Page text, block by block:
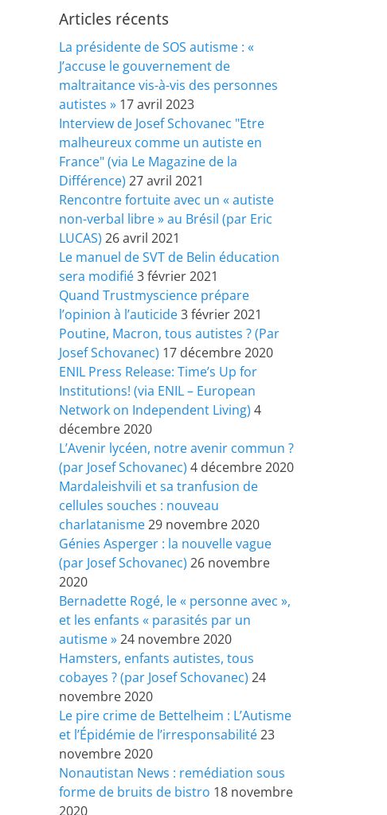
Articles récents
La présidente de SOS autisme : «
J’accuse le gouvernement de
maltraitance vis-à-vis des personnes
autistes » 17 avril 2023
Interview de Josef Schovanec "Etre
malheureux comme un autiste en
France" (via Le Magazine de la
Différence) 27 avril 2021
Rencontre fortuite avec un « autiste
non-verbal libre » au Brésil (par Eric
LUCAS) 26 avril 2021
Le manuel de SVT de Belin éducation
sera modifié3 février 2021
Quand Trustmyscience prépare
l’opinion à l’auticide3 février 2021
Poutine, Macron, tous autistes ? (Par
Josef Schovanec) 17 décembre 2020
ENIL Press Release: Time’s Up for
Institutions! (via ENIL – European
Network on Independent Living) 4
décembre 2020
L’Avenir lycéen, notre avenir commun ?
(par Josef Schovanec) 4 décembre 2020
Mardaleishvili et sa tranfusion de
cellules souches : nouveau
charlatanisme29 novembre 2020
Génies Asperger : la nouvelle vague
(par Josef Schovanec) 26 novembre
2020
Bernadette Rogé, le « personne avec »,
et les enfants « parasités par un
autisme »24 novembre 2020
Hamsters, enfants autistes, tous
cobayes ? (par Josef Schovanec) 24
novembre 2020
Le pire crime de Bettelheim : L’Autisme
et l’Épidémie de l’irresponsabilité23
novembre 2020
Nonautistan News : remédiation sous
forme de bruits de bistro 18 novembre
2020